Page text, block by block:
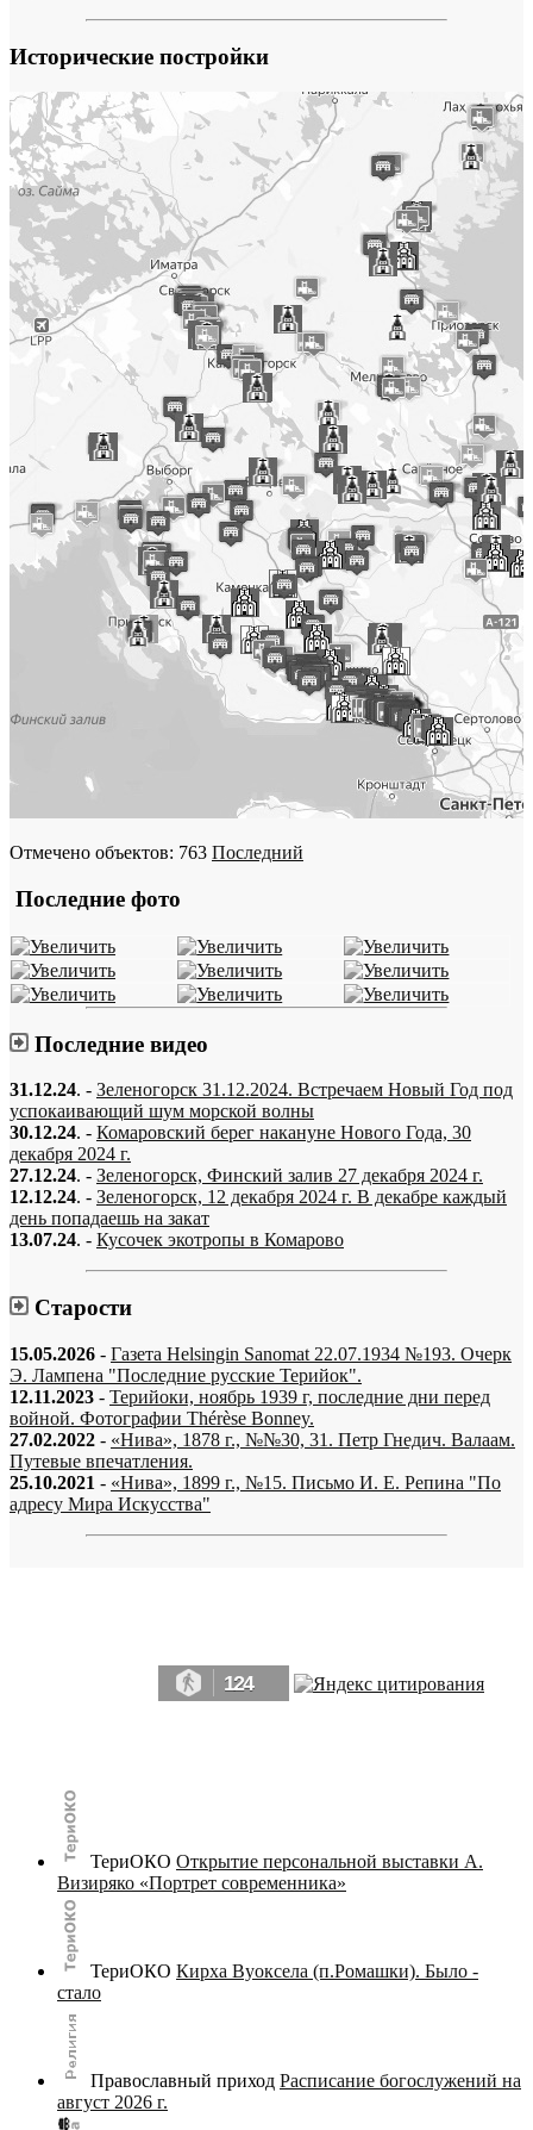
Исторические постройки
Отмечено объектов: 763 Последний
Последние фото
Последние видео
31.12.24. - Зеленогорск 31.12.2024. Встречаем Новый Год под
успокаивающий шум морской волны
30.12.24. - Комаровский берег накануне Нового Года, 30
декабря 2024 г.
27.12.24. - Зеленогорск, Финский залив 27 декабря 2024 г.
12.12.24. - Зеленогорск, 12 декабря 2024 г. В декабре каждый
день попадаешь на закат
13.07.24. - Кусочек экотропы в Комарово
Старости
15.05.2026 - Газета Helsingin Sanomat 22.07.1934 №193. Очерк
Э. Лампена "Последние русские Терийок".
12.11.2023 - Терийоки, ноябрь 1939 г, последние дни перед
войной. Фотографии Thérèse Bonney.
27.02.2022 - «Нива», 1878 г., №№30, 31. Петр Гнедич. Валаам.
Путевые впечатления.
25.10.2021 - «Нива», 1899 г., №15. Письмо И. Е. Репина "По
адресу Мира Искусства"
124
ТериОКО Открытие персональной выставки А.
Визиряко «Портрет современника»
ТериОКО Кирха Вуоксела (п.Ромашки). Было -
стало
Православный приход Расписание богослужений на
август 2026 г.